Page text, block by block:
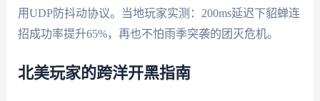
用UDP防抖动协议。当地玩家实测：200ms延迟下貂蝉连
招成功率提升65%，再也不怕雨季突袭的团灭危机。
北美玩家的跨洋开黑指南